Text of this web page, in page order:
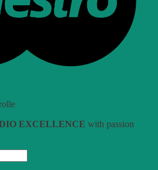
EXCELLENCE with passion